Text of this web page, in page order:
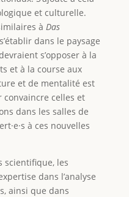
et culturelle.
à Das
dans le paysage
s’opposer à la
et à la course aux
et de mentalité est
celles et
dans les salles de
à ces nouvelles
scientifique, les
dans l’analyse
ainsi que dans